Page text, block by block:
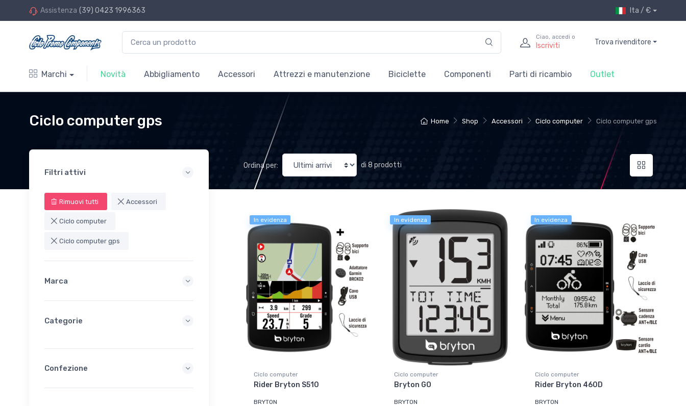
Assistenza (39) 0423 1996363 Ita / €
Ciao, accedi o
Iscriviti Trova rivenditore
Marchi Novità Abbigliamento Accessori Attrezzi e manutenzione Biciclette Componenti Parti di ricambio Outlet
Home Shop Accessori Ciclo computer Ciclo computer gps
Ciclo computer gps
Filtri attivi
Rimuovi tutti Accessori
Ciclo computer
Ciclo computer gps
Marca
Categorie
Confezione
Ordina per: di 8 prodotti
In evidenza
Ciclo computer
Rider Bryton S510
BRYTON
In evidenza
Ciclo computer
Bryton GO
BRYTON
In evidenza
Ciclo computer
Rider Bryton 460D
BRYTON